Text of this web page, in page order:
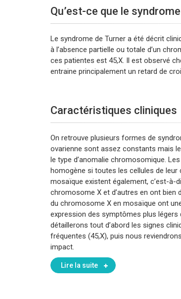
Qu’est-ce que le
Le syndrome de Turner a été décrit
à l’absence partielle ou totale d’un
ces patientes est 45,X. Il est observé
entraine principalement un retard de
Caractéristiques cliniques
On retrouve plusieurs formes de
ovarienne sont assez constants mais
le type d’anomalie chromosomique.
homogène si toutes les cellules de
mosaïque existent également, c’est-à-
chromosome X et d’autres en ont bien
du chromosome X en mosaïque ont
expression des symptômes plus
détaillerons tout d’abord les signes
fréquentes (45,X), puis nous
impact.
Lire la suite